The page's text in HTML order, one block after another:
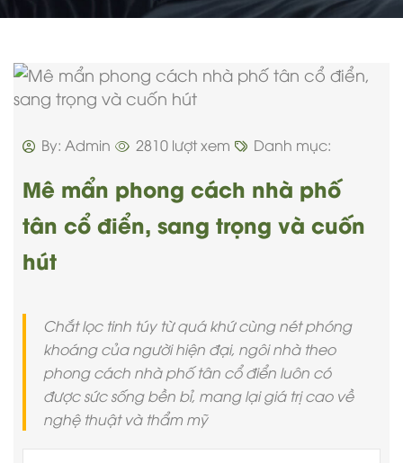
By: Admin 2810 lượt xem Danh mục:
Mê mẩn phong cách nhà phố
tân cổ điển, sang trọng và cuốn
hút
Chắt lọc tinh túy từ quá khứ cùng nét phóng
khoáng của người hiện đại, ngôi nhà theo
phong cách nhà phố tân cổ điển luôn có
được sức sống bền bỉ, mang lại giá trị cao về
nghệ thuật và thẩm mỹ